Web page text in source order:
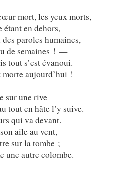
mort, les yeux morts,
étant en dehors,
paroles humaines,
de semaines ! —
tout s’est évanoui.
aujourd’hui !
sur une rive
tout en hâte l’y suive.
qui va devant.
aile au vent,
sur la tombe ;
une autre colombe.